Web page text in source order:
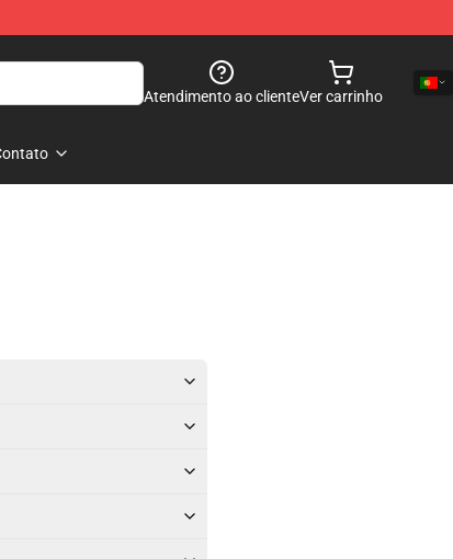
Atendimento ao clienteVer carrinho